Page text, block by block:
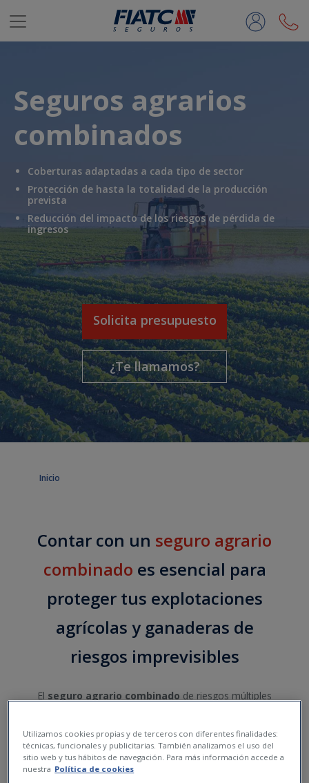
Saltar al contenido principal
Seguros agrarios
combinados
Coberturas adaptadas a cada tipo de sector
Protección de hasta la totalidad de la producción
prevista
Reducción del impacto de los riesgos de pérdida de
ingresos
Solicita presupuesto
¿Te llamamos?
Inicio
Contar con un seguro agrario
combinado es esencial para
proteger tus explotaciones
agrícolas y ganaderas de
riesgos imprevisibles
El seguro agrario combinado de riesgos múltiples
producciones agrícolas,
ganaderas, acuícolas y forestales, como
consecuencia de variaciones anormales de agentes
naturales, enfermedades que afectan a los animales y
Utilizamos cookies propias y de terceros con diferentes finalidades:
técnicas, funcionales y publicitarias. También analizamos el uso del
sitio web y tus hábitos de navegación. Para más información accede a
nuestra Política de cookies